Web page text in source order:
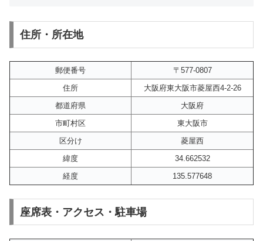
住所・所在地
郵便番号
〒577-0807
住所
大阪府東大阪市菱屋西4-2-26
都道府県
大阪府
市町村区
東大阪市
区分け
菱屋西
緯度
34.662532
経度
135.577648
座席表・アクセス・駐車場